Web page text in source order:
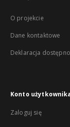
O projekcie
Dane kontaktowe
Deklaracja
Konto
Zaloguj się